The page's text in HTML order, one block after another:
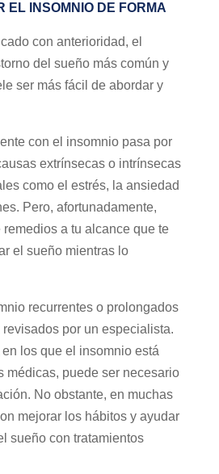
EL INSOMNIO DE FORMA
con anterioridad, el
del sueño más común y
ser más fácil de abordar y
con el insomnio pasa por
extrínsecas o intrínsecas
como el estrés, la ansiedad
Pero, afortunadamente,
a tu alcance que te
el sueño mientras lo
recurrentes o prolongados
por un especialista.
los que el insomnio está
médicas, puede ser necesario
No obstante, en muchas
mejorar los hábitos y ayudar
sueño con tratamientos